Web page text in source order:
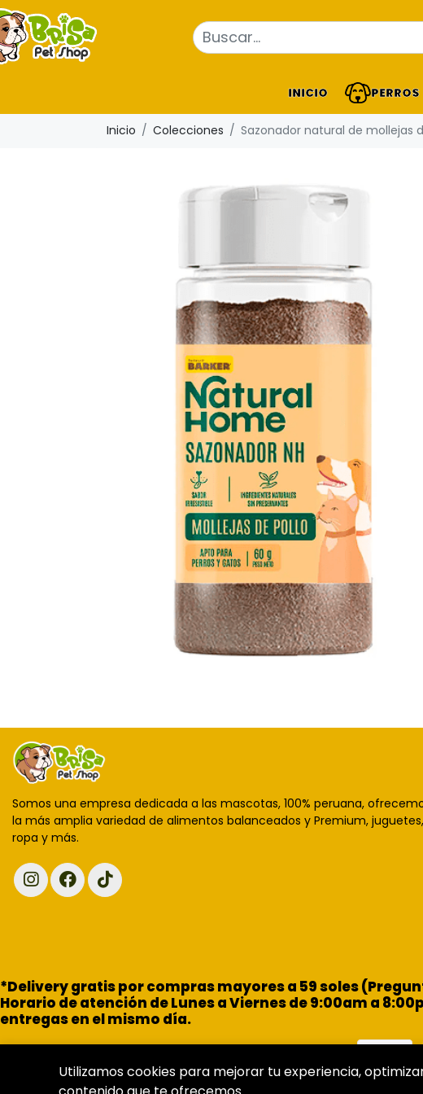
INICIO PERROS
Inicio Colecciones Sazonador natural de mollejas
Somos una empresa dedicada a las mascotas, 100% peruana,
la más amplia variedad de alimentos balanceados y Premium, juguetes,
ropa y más.
*Delivery gratis por compras mayores a 59 soles
Horario de atención de Lunes a Viernes de 9:00am a
entregas en el mismo día.
Utilizamos cookies para mejorar tu experiencia,